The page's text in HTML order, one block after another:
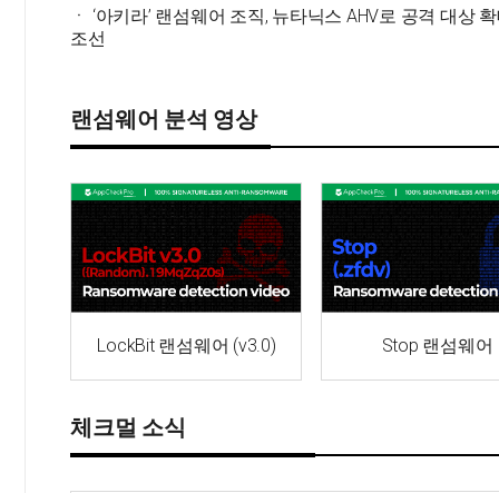
ㆍ ‘아키라’ 랜섬웨어 조직, 뉴타닉스 AHV로 공격 대상
조선
랜섬웨어 분석 영상
LockBit 랜섬웨어 (v3.0) Stop 랜섬웨어
체크멀 소식